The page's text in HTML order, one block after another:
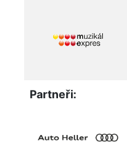
Partneři: